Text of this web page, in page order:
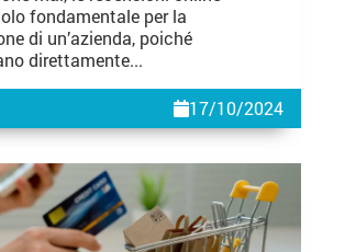
fondamentale per la
di un’azienda, poiché
direttamente...
17/10/2024